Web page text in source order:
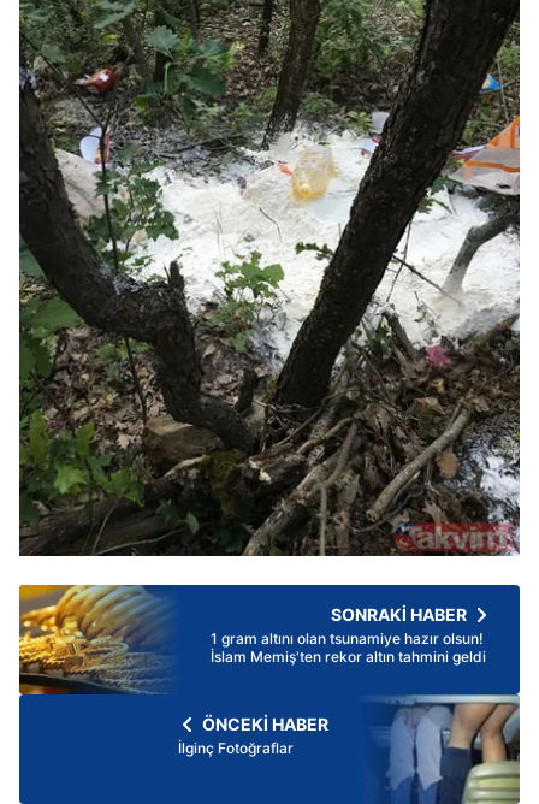
SONRAKİ HABER
1 gram altını olan tsunamiye hazır olsun!
İslam Memiş'ten rekor altın tahmini geldi
ÖNCEKİ HABER
İlginç Fotoğraflar